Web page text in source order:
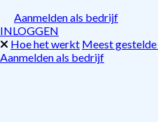
Aanmelden als bedrijf
INLOGGEN
Hoe het werkt Meest
Aanmelden als bedrijf